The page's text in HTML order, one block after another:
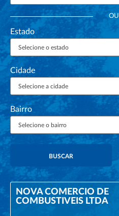
OU
Estado
Selecione o estado
Cidade
Selecione a cidade
Bairro
Selecione o bairro
BUSCAR
NOVA COMERCIO DE
COMBUSTIVEIS LTDA